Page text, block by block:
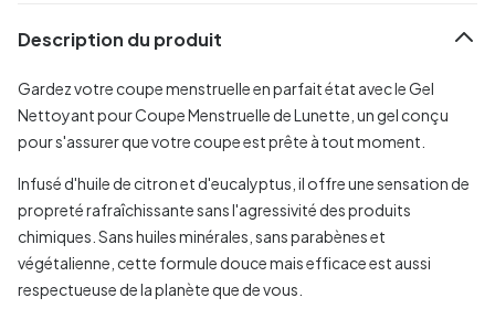
Description du produit
Gardez votre coupe menstruelle en parfait état avec le Gel
Nettoyant pour Coupe Menstruelle de Lunette, un gel conçu
pour s'assurer que votre coupe est prête à tout moment.
Infusé d'huile de citron et d'eucalyptus, il offre une sensation de
propreté rafraîchissante sans l'agressivité des produits
chimiques. Sans huiles minérales, sans parabènes et
végétalienne, cette formule douce mais efficace est aussi
respectueuse de la planète que de vous.